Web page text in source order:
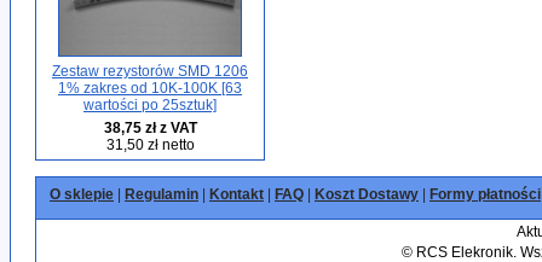
Zestaw rezystorów SMD 1206
1% zakres od 10K-100K [63
wartości po 25sztuk]
38,75 zł z VAT
31,50 zł netto
O sklepie Regulamin Kontakt FAQ Koszt Dostawy Formy płatności
©RCS Elekronik.